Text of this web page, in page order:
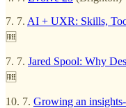
7. 7. AI + UXR: Skills,
🆓
7. 7. Jared Spool: Why
🆓
10. 7. Growing an